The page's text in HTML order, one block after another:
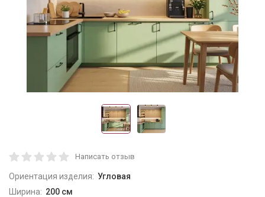
Написать отзыв
Ориентация изделия: Угловая
Ширина: 200 см